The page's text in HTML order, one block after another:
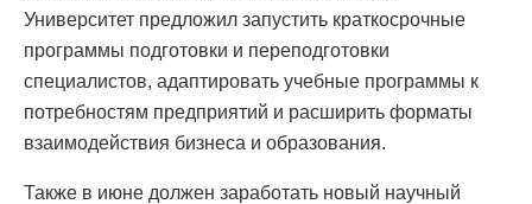
Университет предложил запустить краткосрочные
программы подготовки и переподготовки
специалистов, адаптировать учебные программы к
потребностям предприятий и расширить форматы
взаимодействия бизнеса и образования.
Также в июне должен заработать новый научный